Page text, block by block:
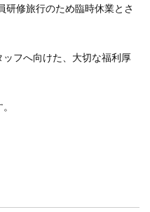
修旅行のため臨時休業とさ
フへ向けた、大切な福利厚